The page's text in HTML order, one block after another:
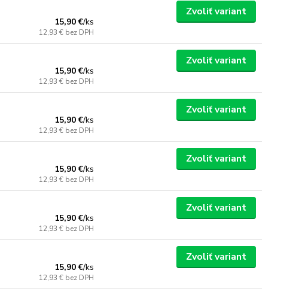
15,90 €/ks
12,93 € bez DPH
Zvoliť variant
15,90 €/ks
12,93 € bez DPH
Zvoliť variant
15,90 €/ks
12,93 € bez DPH
Zvoliť variant
15,90 €/ks
12,93 € bez DPH
Zvoliť variant
15,90 €/ks
12,93 € bez DPH
Zvoliť variant
15,90 €/ks
12,93 € bez DPH
Zvoliť variant